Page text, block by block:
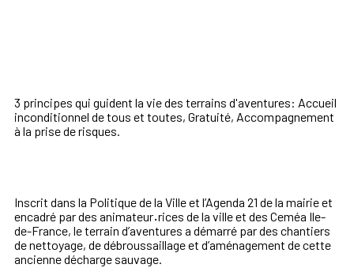
3 principes qui guident la vie des terrains d'aventures: Accueil
inconditionnel de tous et toutes, Gratuité, Accompagnement
à la prise de risques.
Inscrit dans la Politique de la Ville et l’Agenda 21 de la mairie et
encadré par des animateur·rices de la ville et des Ceméa Ile-
de-France, le terrain d’aventures a démarré par des chantiers
de nettoyage, de débroussaillage et d’aménagement de cette
ancienne décharge sauvage.